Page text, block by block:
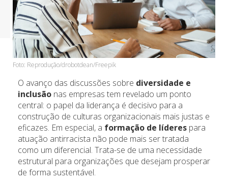
Foto: Reprodução/drobotdean/Freepik
O avanço das discussões sobre diversidade e
inclusão nas empresas tem revelado um ponto
central: o papel da liderança é decisivo para a
construção de culturas organizacionais mais justas e
eficazes. Em especial, a formação de líderes para
atuação antirracista não pode mais ser tratada
como um diferencial. Trata-se de uma necessidade
estrutural para organizações que desejam prosperar
de forma sustentável.